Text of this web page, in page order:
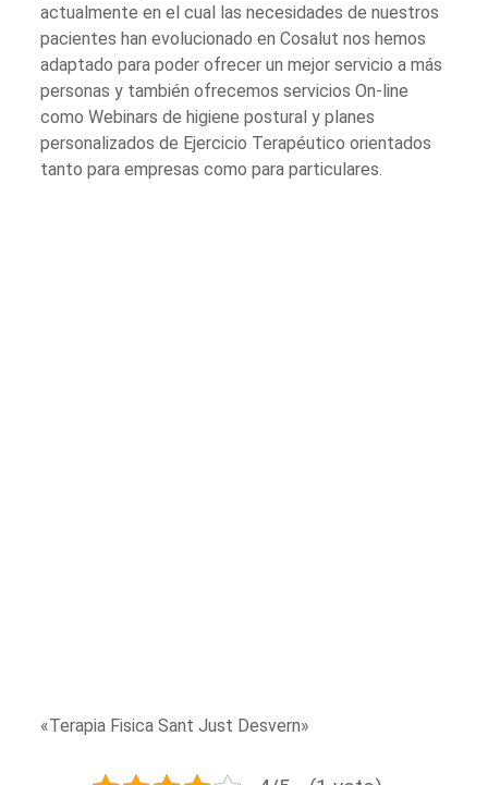
actualmente en el cual las necesidades de nuestros
pacientes han evolucionado en Cosalut nos hemos
adaptado para poder ofrecer un mejor servicio a más
personas y también ofrecemos servicios On-line
como Webinars de higiene postural y planes
personalizados de Ejercicio Terapéutico orientados
tanto para empresas como para particulares.
«Terapia Fisica Sant Just Desvern»